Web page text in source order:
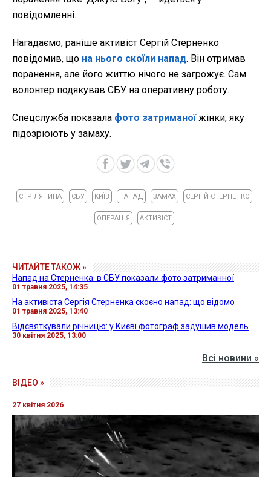
повідомленні.
Нагадаємо, раніше активіст Сергій Стерненко
повідомив, що на нього скоїли напад. Він отримав
поранення, але його життю нічого не загрожує. Сам
волонтер подякував СБУ на оперативну роботу.
Спецслужба показала фото затриманоїжінки, яку
підозрюють у замаху.
СТРІЛЯНИНА СБУ КИЇВ НАПАД ЗАМАХ СЕРГІЙ СТЕРНЕНКО
ОПЕРАЦІЯ АКТИВІСТ
ЧИТАЙТЕ ТАКОЖ »
Напад на Стерненка: в СБУ показали фото затриманної
01 травня 2025, 14:35
На активіста Сергія Стерненка скоєно напад: що відомо
01 травня 2025, 13:40
Відсвяткували річницю: у Києві фотограф задушив модель
30 квітня 2025, 13:00
Всі новини »
ВІДЕО »
27 квітня 2026